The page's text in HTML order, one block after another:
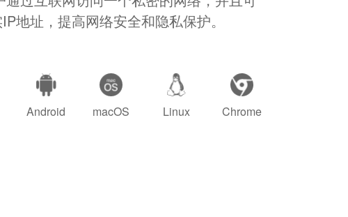
地址，提高网络安全和隐私保护。
Android macOS Linux Chrome